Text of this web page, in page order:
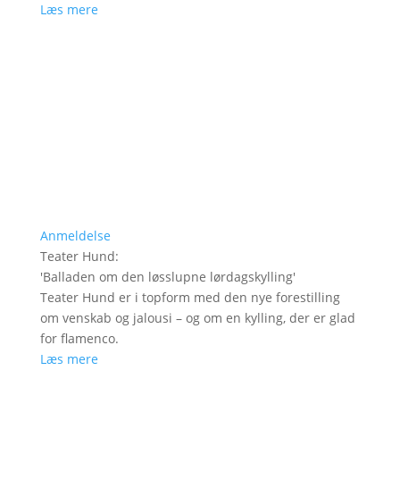
Læs mere
Anmeldelse
Teater Hund:
'Balladen om den løsslupne lørdagskylling'
Teater Hund er i topform med den nye forestilling
om venskab og jalousi – og om en kylling, der er glad
for flamenco.
Læs mere